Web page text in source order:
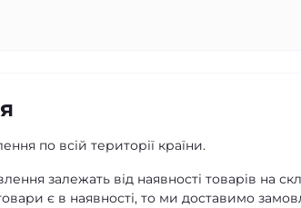
по всій території країни.
залежать від наявності товарів на
є в наявності, то ми доставимо